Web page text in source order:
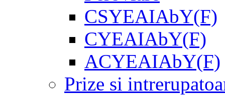
CSYEAIAbY(F)
CYEAIAbY(F)
ACYEAIAbY(F)
Prize si